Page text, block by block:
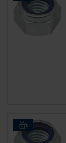
1